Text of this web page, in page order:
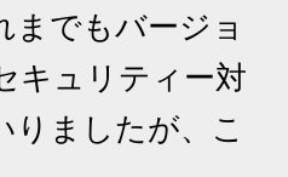
までもバージョ
キュリティー対
りましたが、こ